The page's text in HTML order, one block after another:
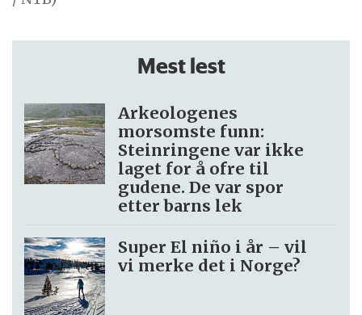
Mest lest
Arkeologenes
morsomste funn:
Steinringene var ikke
laget for å ofre til
gudene. De var spor
etter barns lek
Super El niño i år – vil
vi merke det i Norge?